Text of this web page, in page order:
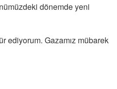
dönemde yeni
ediyorum. Gazamız mübarek